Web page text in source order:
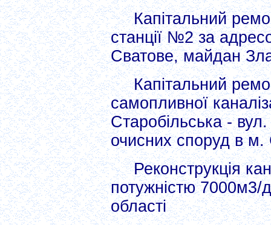
Капітальний
станції №2 за
Сватове, майдан
Капітальний
самопливної
Старобільська - вул.
очисних споруд в м.
Реконструкція
потужністю 7000м3/
області